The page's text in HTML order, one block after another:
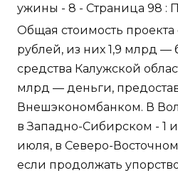
ужины - 8 - Страница 98 :
Общая стоимость проекта
рублей, из них 1,9 млрд
средства Калужской
млрд — деньги,
Внешэкономбанком. В
в Западно-Сибирском - 1
июля, в Северо-Восточном
если продолжать